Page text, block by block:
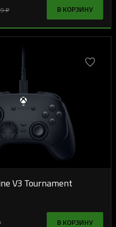
₽ В КОРЗИНУ
V3 Tournament
В КОРЗИНУ